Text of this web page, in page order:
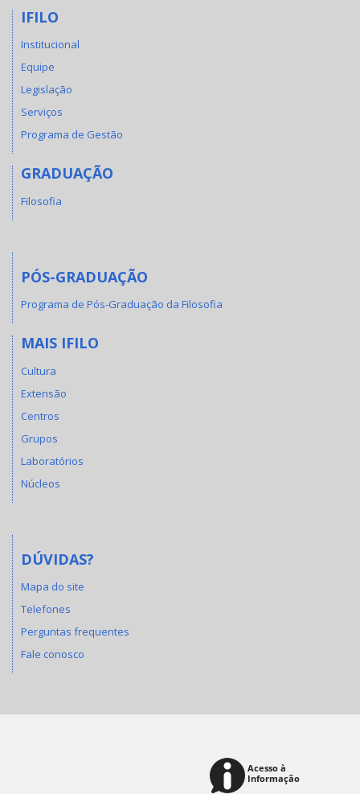
IFILO
Institucional
Equipe
Legislação
Serviços
Programa de Gestão
GRADUAÇÃO
Filosofia
PÓS-GRADUAÇÃO
Programa de Pós-Graduação da Filosofia
MAIS IFILO
Cultura
Extensão
Centros
Grupos
Laboratórios
Núcleos
DÚVIDAS?
Mapa do site
Telefones
Perguntas frequentes
Fale conosco